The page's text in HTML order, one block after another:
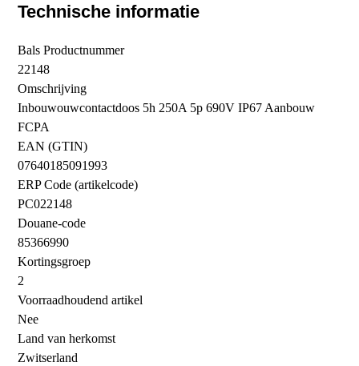
Technische informatie
Bals Productnummer
22148
Omschrijving
Inbouwouwcontactdoos 5h 250A 5p 690V IP67 Aanbouw
FCPA
EAN (GTIN)
07640185091993
ERP Code (artikelcode)
PC022148
Douane-code
85366990
Kortingsgroep
2
Voorraadhoudend artikel
Nee
Land van herkomst
Zwitserland